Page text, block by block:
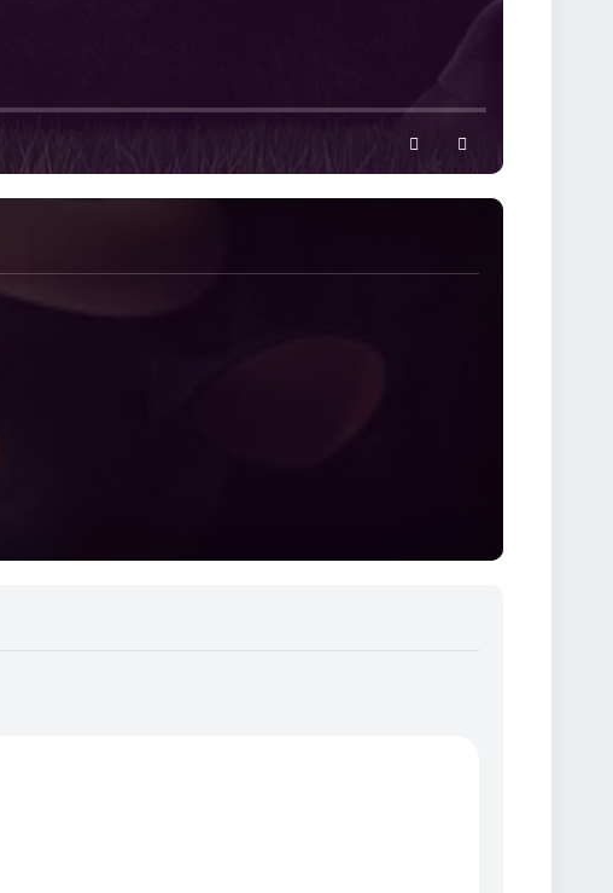
settings